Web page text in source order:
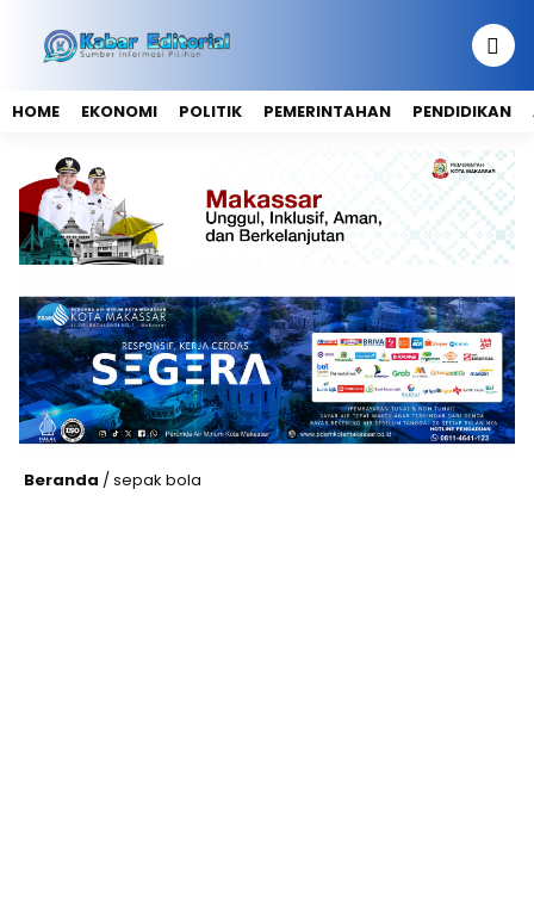
HOME EKONOMI POLITIK PEMERINTAHAN PENDIDIKAN
Beranda /sepak bola